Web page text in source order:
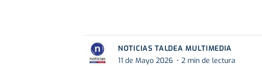
NOTICIAS TALDEA MULTIMEDIA
11 de Mayo 2026
2 min de lectura